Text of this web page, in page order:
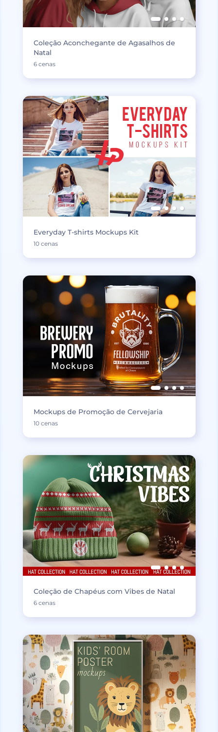
Coleção Aconchegante de Agasalhos de
Natal
6 cenas
Everyday T-shirts Mockups Kit
10 cenas
Mockups de Promoção de Cervejaria
10 cenas
Coleção de Chapéus com Vibes de Natal
6 cenas